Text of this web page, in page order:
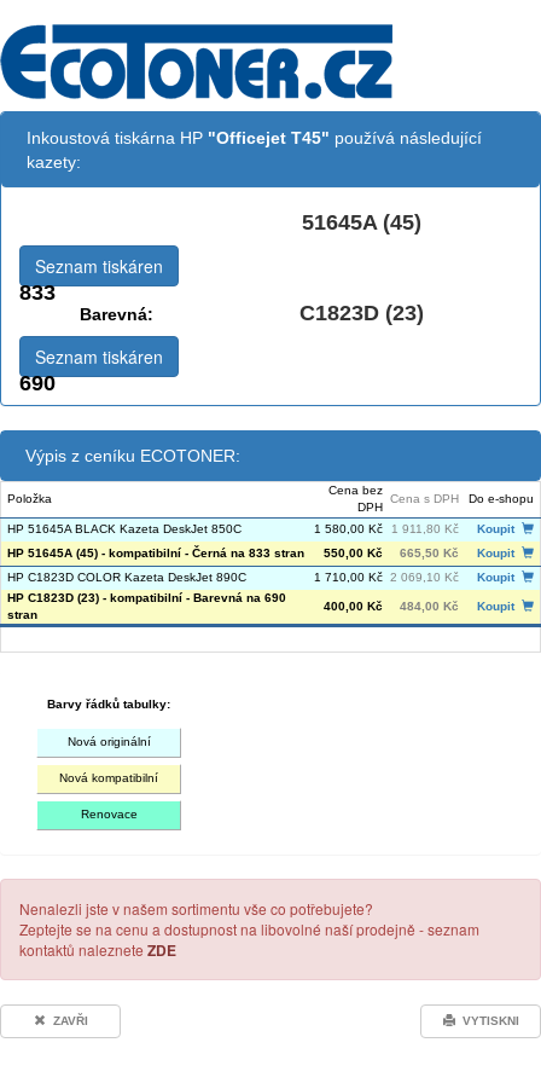
Inkoustová tiskárna HP "Officejet T45" používá následující
kazety:
51645A (45)
833
Seznam tiskáren
Barevná: C1823D (23)
690
Seznam tiskáren
Výpis z ceníku ECOTONER:
Položka
Cena bez
DPH
Cena s DPH Do e-shopu
HP 51645A BLACK Kazeta DeskJet 850C 1 580,00 Kč 1 911,80 Kč
Koupit
HP 51645A (45) - kompatibilní - Černá na 833 stran
550,00 Kč 665,50 Kč
Koupit
HP C1823D COLOR Kazeta DeskJet 890C
1 710,00 Kč 2 069,10 Kč
Koupit
HP C1823D (23) - kompatibilní - Barevná na 690
stran
400,00 Kč 484,00 Kč Koupit
Barvy řádků tabulky:
Nová originální
Nová kompatibilní
Renovace
Nenalezli jste v našem sortimentu vše co potřebujete?
Zeptejte se na cenu a dostupnost na libovolné naší prodejně - seznam
kontaktů naleznete ZDE
ZAVŘI VYTISKNI